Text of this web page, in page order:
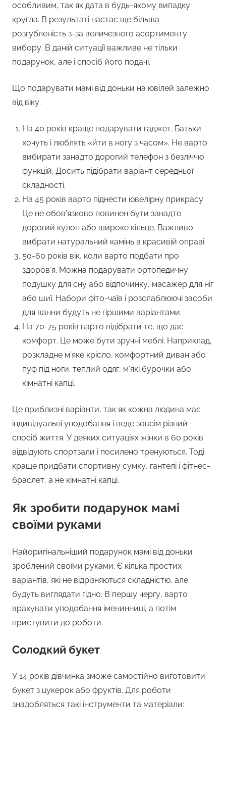
особливим, так як дата в будь-якому випадку
кругла. В результаті настає ще більша
розгубленість з-за величезного асортименту
вибору. В даній ситуації важливе не тільки
подарунок, але і спосіб його подачі.
Що подарувати мамі від доньки на ювілей залежно
від віку:
На 40 років краще подарувати гаджет. Батьки
хочуть і люблять «йти в ногу з часом». Не варто
вибирати занадто дорогий телефон з безліччю
функцій. Досить підібрати варіант середньої
складності.
На 45 років варто піднести ювелірну прикрасу.
Це не обов’язково повинен бути занадто
дорогий кулон або широке кільце. Важливо
вибрати натуральний камінь в красивій оправі.
50-60 років вік, коли варто подбати про
здоров’я. Можна подарувати ортопедичну
подушку для сну або відпочинку, масажер для ніг
або шиї. Набори фіто-чаїв і розслаблюючі засоби
для ванни будуть не гіршими варіантами.
На 70-75 років варто підібрати те, що дає
комфорт. Це може бути зручні меблі. Наприклад,
розкладне м’яке крісло, комфортний диван або
пуф під ноги. теплий одяг, м’які бурочки або
кімнатні капці.
Це приблизні варіанти, так як кожна людина має
індивідуальні уподобання і веде зовсім різний
спосіб життя. У деяких ситуаціях жінки в 60 років
відвідують спортзали і посилено тренуються. Тоді
краще придбати спортивну сумку, гантелі і фітнес-
браслет, а не кімнатні капці.
Як зробити подарунок мамі
своїми руками
Найоригінальніший подарунок мамі від доньки
зроблений своїми руками. Є кілька простих
варіантів, які не відрізняються складністю, але
будуть виглядати гідно. В першу чергу, варто
врахувати уподобання іменинниці, а потім
приступити до роботи.
Солодкий букет
У 14 років дівчинка зможе самостійно виготовити
букет з цукерок або фруктів. Для роботи
знадобляться такі інструменти та матеріали: